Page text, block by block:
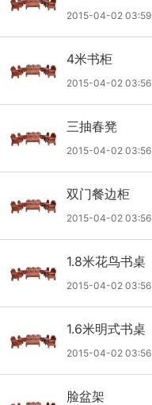
2015-04-02 03:59
4米书柜
2015-04-02 03:56
三抽春凳
2015-04-02 03:56
双门餐边柜
2015-04-02 03:56
1.8米花鸟书桌
2015-04-02 03:56
1.6米明式书桌
2015-04-02 03:56
脸盆架